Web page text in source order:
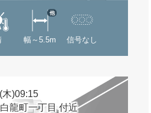
幅～5.5m
他
信号なし
木)09:15
龍町一丁目 付近